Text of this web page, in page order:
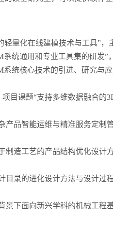
量化在线建模技术与工具”，
统通用和专业工具集的研发”，
统核心技术的引进、研究与应
目课题“支持多维数据融合的
产品智能运维与精准服务定制
造工艺的产品结构优化设计
录的进化设计方法与设计过
景下面向新兴学科的机械工程